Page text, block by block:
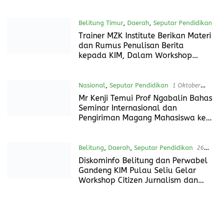
Pembayaran Gaji Guru di Pali
Tertunda, Kuhon Saputra Angkat
Bicara
Seputar Pendidikan 8 Oktober 2024
Guru di PALI Menjerit, Pengabdian
Pahlawan Tanpa Tanda Jasa
Terabaikan
Belitung Timur, Daerah , Seputar Pendidikan
5 Oktober 2024
Trainer MZK Institute Berikan Materi